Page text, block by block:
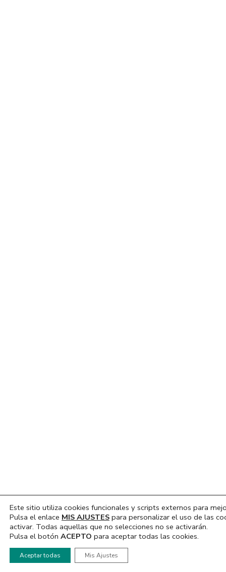
Este sitio utiliza cookies funcionales y scripts externos para
Pulsa el enlace MIS AJUSTES para personalizar el uso de las
activar. Todas aquellas que no selecciones no se activarán.
Pulsa el botón ACEPTO para aceptar todas las cookies.
Aceptar todas Mis Ajustes
Hola, ¿En que podemos ayudarte?